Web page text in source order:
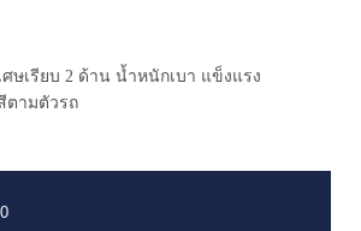
ษเรียบ 2 ด้าน น้ำหนักเบา แข็งแรง
ตามตัวรถ